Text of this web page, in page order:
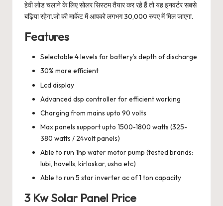
हेवी लोड चलाने के लिए सोलर सिस्टम तैयार कर रहे हैं तो यह इनवर्टर सबसे
बढ़िया रहेगा.जो की मार्केट में आपको लगभग 30,000 रुपए में मिल जाएगा.
Features
Selectable 4 levels for battery’s depth of discharge
30% more efficient
Lcd display
Advanced dsp controller for efficient working
Charging from mains upto 90 volts
Max panels support upto 1500-1800 watts (325-
380 watts / 24volt panels)
Able to run 1hp water motor pump (tested brands:
lubi, havells, kirloskar, usha etc)
Able to run 5 star inverter ac of 1 ton capacity
3 Kw Solar Panel Price